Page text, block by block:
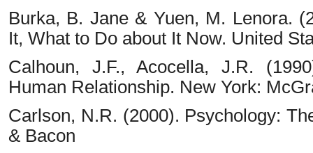
Burka, B. Jane & Yuen, M. Lenora.
It, What to Do about It Now. United
Calhoun, J.F., Acocella, J.R.
Human Relationship. New York:
Carlson, N.R. (2000). Psychology:
& Bacon